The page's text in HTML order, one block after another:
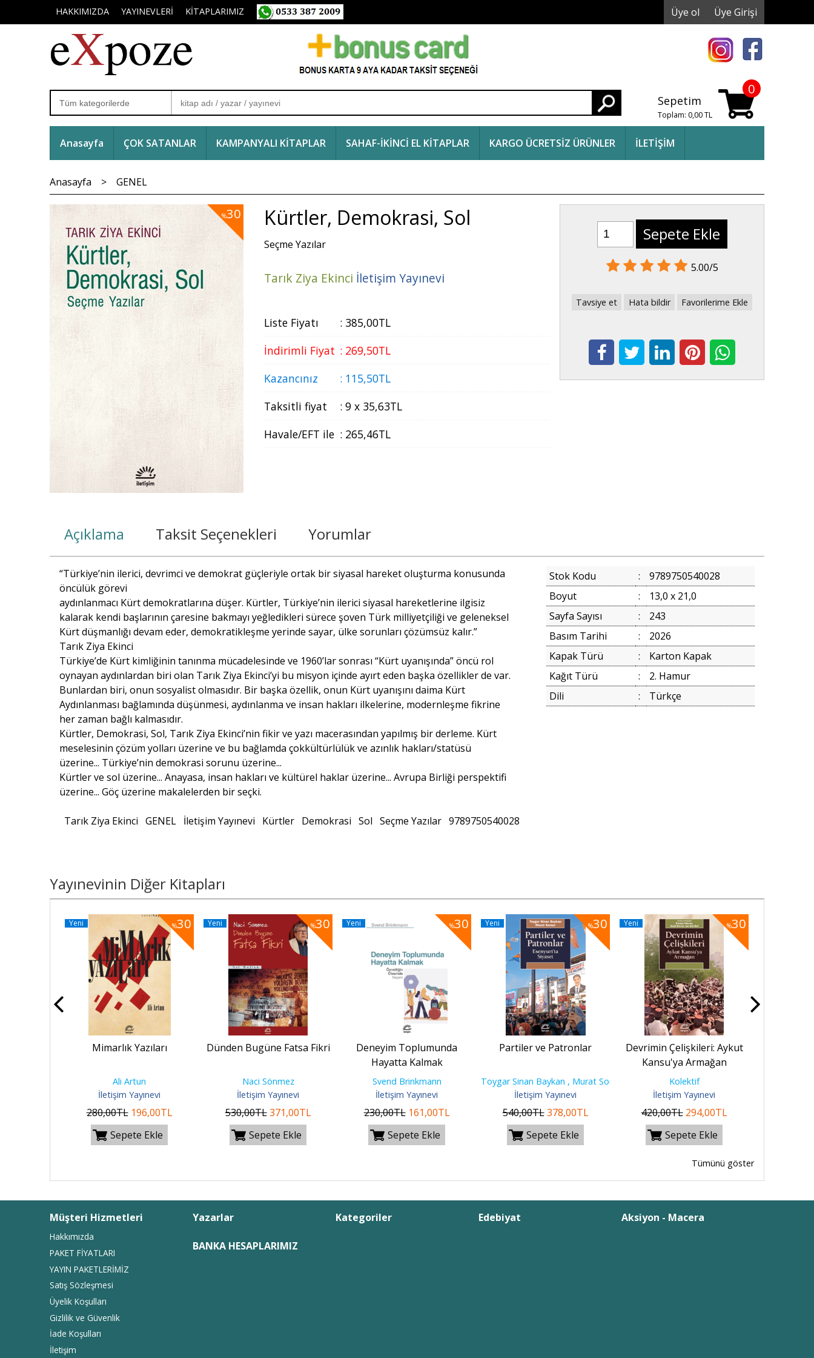
HAKKIMIZDA YAYINEVLERİ KİTAPLARIMIZ Üye ol Üye Girişi
Sepetim
0
Toplam: 0,00TL
Anasayfa ÇOK SATANLAR KAMPANYALI KİTAPLAR SAHAF-İKİNCİ EL KİTAPLAR KARGO ÜCRETSİZ ÜRÜNLER İLETİŞİM
Anasayfa > GENEL
%30 Kürtler, Demokrasi, Sol
Seçme Yazılar
Tarık Ziya Ekinci İletişim Yayınevi
Liste Fiyatı : 385,00TL
İndirimli Fiyat : 269,50TL
Kazancınız
: 115,50TL
Taksitli fiyat
: 9 x 35,63TL
Havale/EFT ile : 265,46TL
Sepete Ekle
5.00/5
Tavsiye et Hata bildir Favorilerime Ekle
Açıklama Taksit Seçenekleri Yorumlar
“Türkiye’nin ilerici, devrimci ve demokrat güçleriyle ortak bir siyasal hareket oluşturma konusunda
öncülük görevi
aydınlanmacı Kürt demokratlarına düşer. Kürtler, Türkiye’nin ilerici siyasal hareketlerine ilgisiz
kalarak kendi başlarının çaresine bakmayı yeğledikleri sürece şoven Türk milliyetçiliği ve geleneksel
Kürt düşmanlığı devam eder, demokratikleşme yerinde sayar, ülke sorunları çözümsüz kalır.”
Tarık Ziya Ekinci
Türkiye’de Kürt kimliğinin tanınma mücadelesinde ve 1960’lar sonrası “Kürt uyanışında” öncü rol
oynayan aydınlardan biri olan Tarık Ziya Ekinci’yi bu misyon içinde ayırt eden başka özellikler de var.
Bunlardan biri, onun sosyalist olmasıdır. Bir başka özellik, onun Kürt uyanışını daima Kürt
Aydınlanması bağlamında düşünmesi, aydınlanma ve insan hakları ilkelerine, modernleşme fikrine
her zaman bağlı kalmasıdır.
Kürtler, Demokrasi, Sol, Tarık Ziya Ekinci’nin fikir ve yazı macerasından yapılmış bir derleme. Kürt
meselesinin çözüm yolları üzerine ve bu bağlamda çokkültürlülük ve azınlık hakları/statüsü
üzerine... Türkiye’nin demokrasi sorunu üzerine...
Kürtler ve sol üzerine... Anayasa, insan hakları ve kültürel haklar üzerine... Avrupa Birliği perspektifi
üzerine... Göç üzerine makalelerden bir seçki.
Stok Kodu :
9789750540028
Boyut
:
13,0 x 21,0
Sayfa Sayısı
:
243
Basım Tarihi
:
2026
Kapak Türü
:
Karton Kapak
Kağıt Türü
:
2. Hamur
Dili
: Türkçe
Tarık Ziya Ekinci GENEL İletişim Yayınevi Kürtler Demokrasi Sol Seçme Yazılar 9789750540028
Yayınevinin Diğer Kitapları
%30
Yeni
Mimarlık Yazıları
Ali Artun
İletişim Yayınevi
280,00TL 196,00TL
Sepete Ekle
%30
Yeni
Dünden Bugüne Fatsa Fikri
Naci Sönmez
İletişim Yayınevi
530,00TL 371,00TL
Sepete Ekle
%30
Yeni
Deneyim Toplumunda
Hayatta Kalmak
Svend Brinkmann
İletişim Yayınevi
230,00TL 161,00TL
Sepete Ekle
%30
Yeni
Partiler ve Patronlar
Toygar Sinan Baykan , Murat Somer
İletişim Yayınevi
540,00TL 378,00TL
Sepete Ekle
%30
Yeni
Devrimin Çelişkileri: Aykut
Kansu'ya Armağan
Kolektif
İletişim Yayınevi
420,00TL 294,00TL
Sepete Ekle
Tümünü göster
Müşteri Hizmetleri
Hakkımızda
PAKET FİYATLARI
YAYIN PAKETLERİMİZ
Satış Sözleşmesi
Üyelik Koşulları
Gizlilik ve Güvenlik
İade Koşulları
İletişim
Yazarlar Kategoriler Edebiyat Aksiyon - Macera
BANKA HESAPLARIMIZ